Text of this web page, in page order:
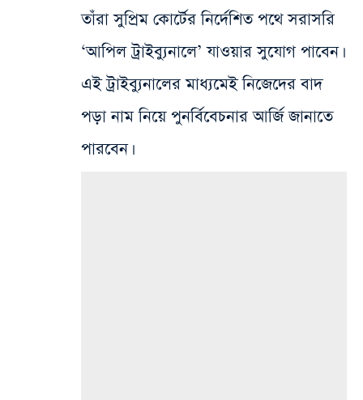
তাঁরা সুপ্রিম কোর্টের নির্দেশিত পথে সরাসরি
‘আপিল ট্রাইব্যুনালে’ যাওয়ার সুযোগ পাবেন।
এই ট্রাইব্যুনালের মাধ্যমেই নিজেদের বাদ
পড়া নাম নিয়ে পুনর্বিবেচনার আর্জি জানাতে
পারবেন।